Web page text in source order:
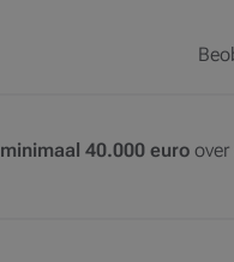
minimaal 40.000 euroover